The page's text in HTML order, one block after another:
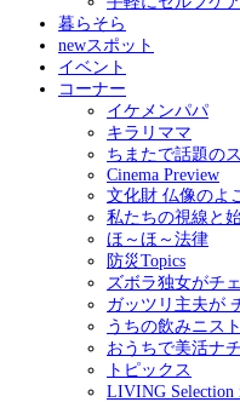
暮らそら
newスポット
イベント
コーナー
イケメンパパ
キラリママ
ちまたで話題の
Cinema Preview
文化財 仏像のよ
私たちの視線と
ほ～ほ～法律
防災Topics
ズボラ独女がチ
ガッツリ主夫が
うちの飲みニス
おうちで美活ナ
トピックス
LIVING Selection